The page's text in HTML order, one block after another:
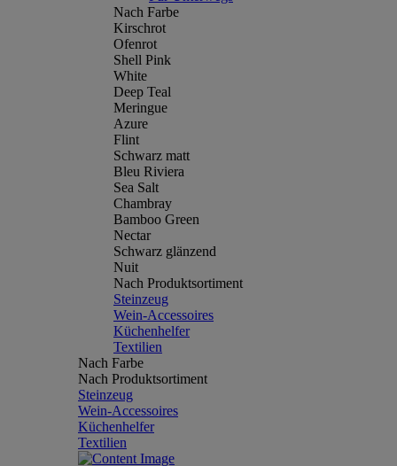
Nach Farbe
Kirschrot
Ofenrot
Shell Pink
White
Deep Teal
Meringue
Azure
Flint
Schwarz matt
Bleu Riviera
Sea Salt
Chambray
Bamboo Green
Nectar
Schwarz glänzend
Nuit
Nach Produktsortiment
Steinzeug
Wein-Accessoires
Küchenhelfer
Textilien
Nach Farbe
Nach Produktsortiment
Steinzeug
Wein-Accessoires
Küchenhelfer
Textilien